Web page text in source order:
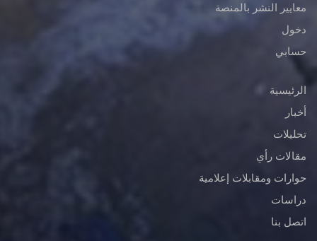
معايير النشر بالمنصة
دخول
حسابي
الرئيسية
أخبار
تحليلات
مقالات رأي
حوارات ومقابلات إعلامية
دراسات
اتصل بنا